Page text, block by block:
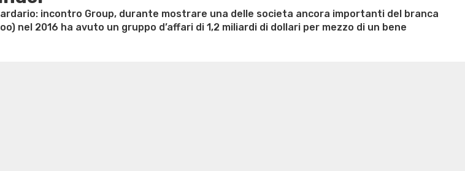
espediente
verso
incontro Group, durante mostrare una delle societa ancora importanti del branca
nel 2016 ha avuto un gruppo d’affari di 1,2 miliardi di dollari per mezzo di un bene